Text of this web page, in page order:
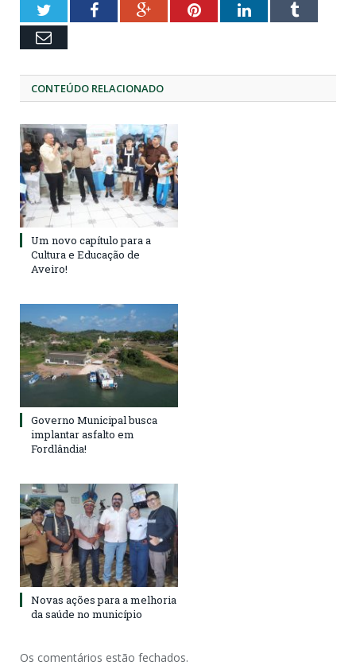
TwitterFacebookGoogle+PinterestLinkedInTumblr
Email
CONTEÚDO RELACIONADO
Um novo capítulo para a
Cultura e Educação de
Aveiro!
Governo Municipal busca
implantar asfalto em
Fordlândia!
Novas ações para a melhoria
da saúde no município
Os comentários estão fechados.